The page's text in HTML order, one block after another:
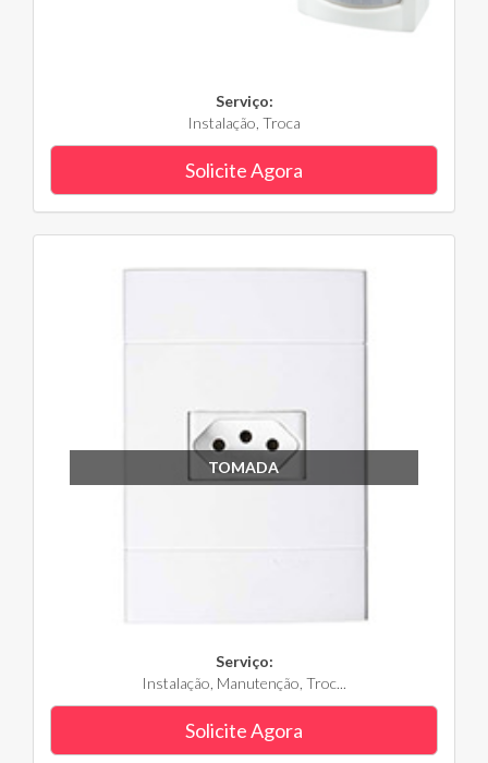
Serviço:
Instalação, Troca
Solicite Agora
TOMADA
Serviço:
Instalação, Manutenção, Troc...
Solicite Agora